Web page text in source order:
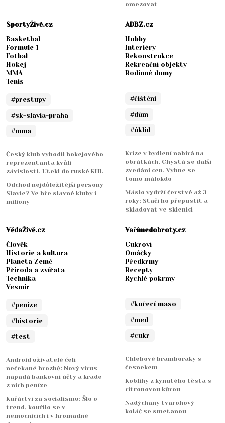
omezovat
SportyŽivě.cz
Basketbal
Formule 1
Fotbal
Hokej
MMA
Tenis
#prestupy
#sk-slavia-praha
#mma
Český klub vyhodil hokejového
reprezentanta kvůli
závislosti. Utekl do ruské KHL
Odchod nejdůležitější persony
Slavie? Ve hře slavné kluby i
miliony
ADBZ.cz
Hobby
Interiéry
Rekonstrukce
Rekreační objekty
Rodinné domy
#čištění
#dům
#úklid
Krize v bydlení nabírá na
obrátkách. Chystá se další
zvedání cen. Vyhne se
tomu málokdo
Máslo vydrží čerstvé až 3
roky: Stačí ho přepustit a
skladovat ve sklenici
VědaŽivě.cz
Člověk
Historie a kultura
Planeta Země
Příroda a zvířata
Technika
Vesmír
#penize
#historie
#test
Android uživatelé čelí
nečekané hrozbě: Nový virus
napadá bankovní účty a krade
z nich peníze
Kuřáctví za socialismu: Šlo o
trend, kouřilo se v
nemocnicích i v hromadné
Vařímedobroty.cz
Cukroví
Omáčky
Předkrmy
Recepty
Rychlé pokrmy
#kuřecí maso
#med
#cukr
Chlebové bramboráky s
česnekem
Koblihy z kynutého těsta s
citronovou kůrou
Nadýchaný tvarohový
koláč se smetanou